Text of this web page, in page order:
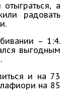
а
радовать
– 1:4.
выгодным
и на 73
на 85